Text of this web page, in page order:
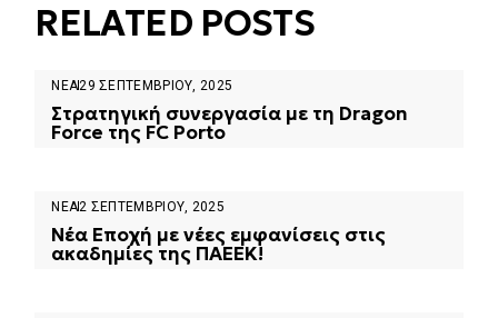
RELATED POSTS
ΝΈΑ29 ΣΕΠΤΕΜΒΡΊΟΥ, 2025
Στρατηγική συνεργασία με τη Dragon
Force της FC Porto
ΝΈΑ2 ΣΕΠΤΕΜΒΡΊΟΥ, 2025
Νέα Εποχή με νέες εμφανίσεις στις
ακαδημίες της ΠΑΕΕΚ!